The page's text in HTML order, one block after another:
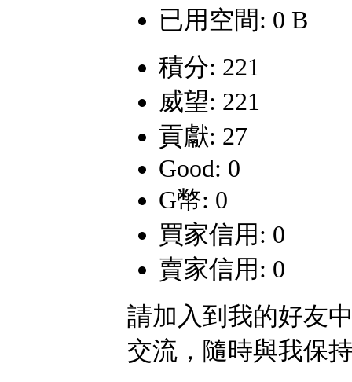
已用空間: 0 B
積分: 221
威望: 221
貢獻: 27
Good: 0
G幣: 0
買家信用: 0
賣家信用: 0
請加入到我的好友
交流，隨時與我保